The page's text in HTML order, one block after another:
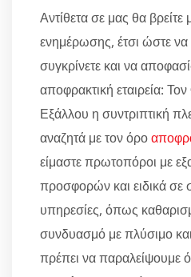
Αντίθετα σε μας θα βρείτε
ενημέρωσης, έτσι ώστε
συγκρίνετε και να
αποφρακτική εταιρεία: Τον
Εξάλλου η συντριπτική
αναζητά με τον όρο
είμαστε πρωτοπόροι με
προσφορών και ειδικά σε
υπηρεσίες, όπως
συνδυασμό με πλύσιμο
πρέπει να παραλείψουμε